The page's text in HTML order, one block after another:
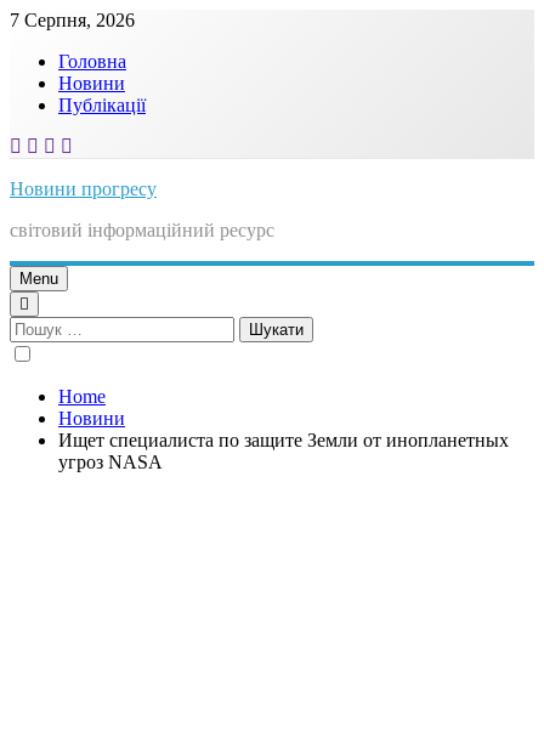
Skip
content
7 Серпня, 2026
Головна
Новини
Публікації
Новини прогресу
світовий інформаційний ресурс
Menu
Пошук:
Home
Новини
Ищет специалиста по защите Земли от инопланетных
угроз NASA